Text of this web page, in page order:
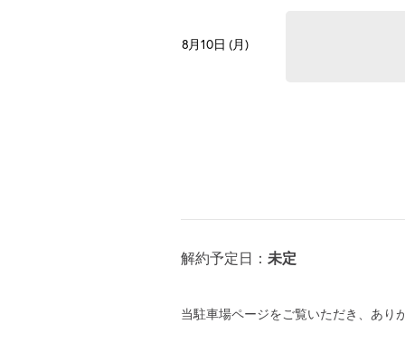
8月10日 (月)
山の日
解約予定日： 未定
当駐車場ページをご覧いただき、あり